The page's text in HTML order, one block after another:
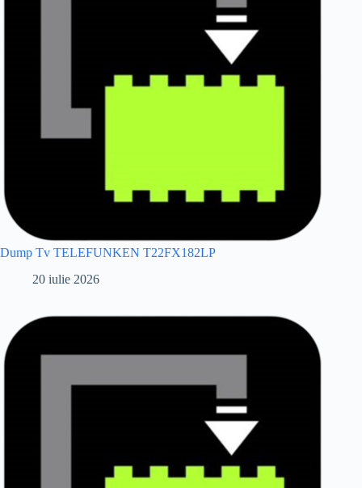
Dump Tv TELEFUNKEN T22FX182LP
20 iulie 2026